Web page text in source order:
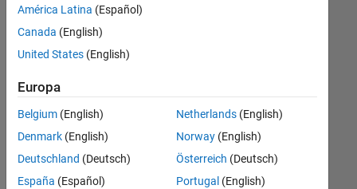
es
keine
offenen
Stellen,
Ihren
Suchkriterien
entsprechen.
können
die
América Latina (Español)
Canada (English)
United States (English)
Europa
Belgium (English)
Denmark (English)
Deutschland (Deutsch)
España (Español)
Netherlands(English)
Norway(English)
Österreich (Deutsch)
Portugal (English)